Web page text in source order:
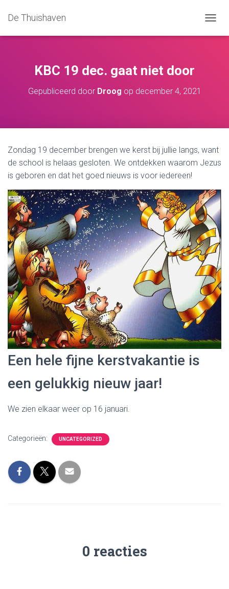
De Thuishaven
O
I
E
KBC 19 dec. gaat niet door
Gepubliceerd door Droog op december 4, 2021
Zondag 19 december brengen we kerst bij jullie langs, want
de school is helaas gesloten. We ontdekken waarom Jezus
is geboren en dat het goed nieuws is voor iedereen!
Een hele fijne kerstvakantie is
een gelukkig nieuw jaar!
We zien elkaar weer op 16 januari.
Categorieën: UNCATEGORIZED
0 reacties